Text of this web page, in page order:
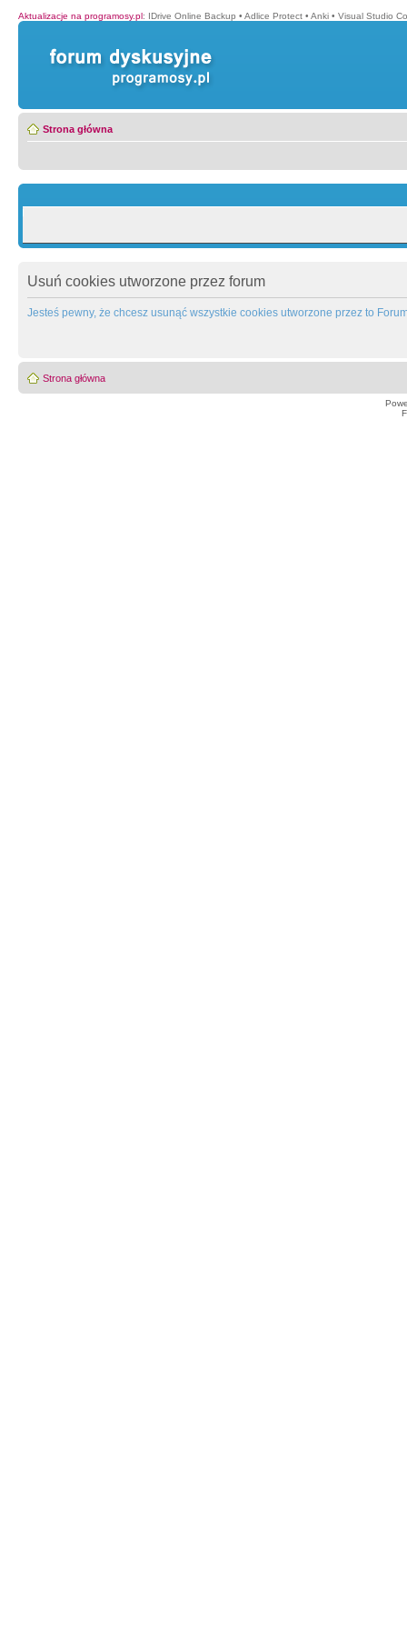
Aktualizacje na programosy.pl: IDrive Online Backup • Adlice Protect • Anki • Visual Studio
Strona główna
Usuń cookies utworzone przez forum
Jesteś pewny, że chcesz usunąć wszystkie cookies utworzone przez to
Strona główna